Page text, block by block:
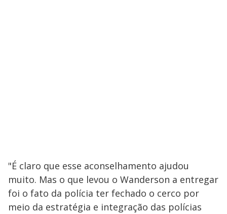
"É claro que esse aconselhamento ajudou
muito. Mas o que levou o Wanderson a entregar
foi o fato da polícia ter fechado o cerco por
meio da estratégia e integração das polícias